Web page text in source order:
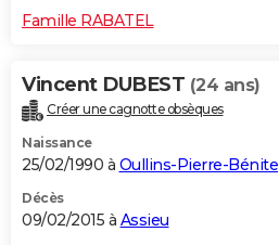
Famille RABATEL
Vincent DUBEST (24 ans)
Créer une cagnotte obsèques
Naissance
25/02/1990 à Oullins-Pierre-Bénite
Décès
09/02/2015 à Assieu